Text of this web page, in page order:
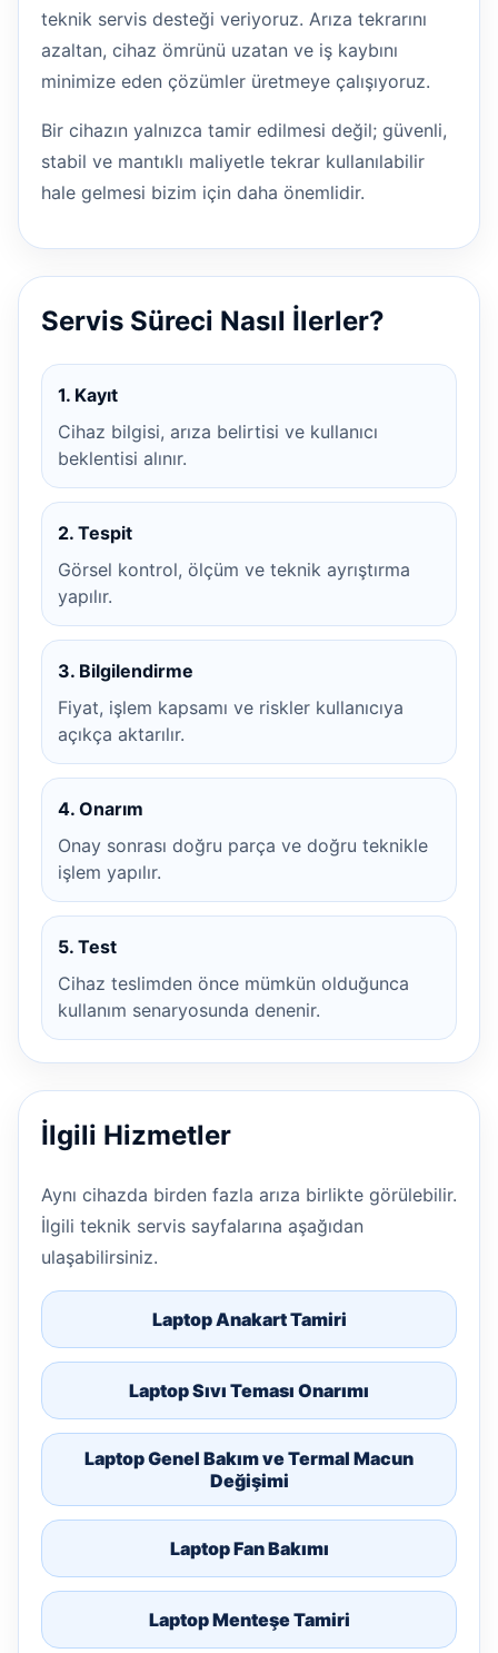
teknik servis desteği veriyoruz. Arıza tekrarını
azaltan, cihaz ömrünü uzatan ve iş kaybını
minimize eden çözümler üretmeye çalışıyoruz.
Bir cihazın yalnızca tamir edilmesi değil; güvenli,
stabil ve mantıklı maliyetle tekrar kullanılabilir
hale gelmesi bizim için daha önemlidir.
Servis Süreci Nasıl İlerler?
1. Kayıt
Cihaz bilgisi, arıza belirtisi ve kullanıcı
beklentisi alınır.
2. Tespit
Görsel kontrol, ölçüm ve teknik ayrıştırma
yapılır.
3. Bilgilendirme
Fiyat, işlem kapsamı ve riskler kullanıcıya
açıkça aktarılır.
4. Onarım
Onay sonrası doğru parça ve doğru teknikle
işlem yapılır.
5. Test
Cihaz teslimden önce mümkün olduğunca
kullanım senaryosunda denenir.
İlgili Hizmetler
Aynı cihazda birden fazla arıza birlikte görülebilir.
İlgili teknik servis sayfalarına aşağıdan
ulaşabilirsiniz.
Laptop Anakart Tamiri
Laptop Sıvı Teması Onarımı
Laptop Genel Bakım ve Termal Macun
Değişimi
Laptop Fan Bakımı
Laptop Menteşe Tamiri